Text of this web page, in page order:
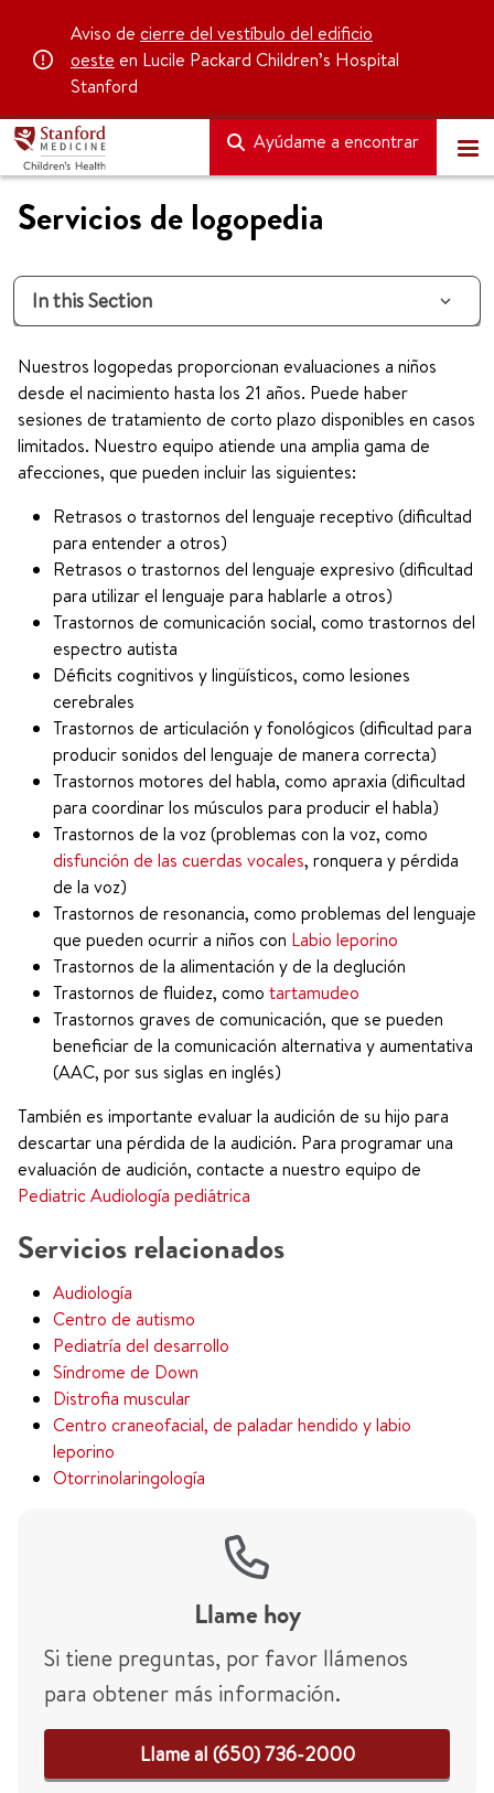
Aviso de cierre del vestíbulo del edificio
oeste en Lucile Packard Children’s Hospital
Stanford
Ayúdame a encontrar
Servicios de logopedia
In this Section
Nuestros logopedas proporcionan evaluaciones a niños
desde el nacimiento hasta los 21 años. Puede haber
sesiones de tratamiento de corto plazo disponibles en casos
limitados. Nuestro equipo atiende una amplia gama de
afecciones, que pueden incluir las siguientes:
Retrasos o trastornos del lenguaje receptivo (dificultad
para entender a otros)
Retrasos o trastornos del lenguaje expresivo (dificultad
para utilizar el lenguaje para hablarle a otros)
Trastornos de comunicación social, como trastornos del
espectro autista
Déficits cognitivos y lingüísticos, como lesiones
cerebrales
Trastornos de articulación y fonológicos (dificultad para
producir sonidos del lenguaje de manera correcta)
Trastornos motores del habla, como apraxia (dificultad
para coordinar los músculos para producir el habla)
Trastornos de la voz (problemas con la voz, como
disfunción de las cuerdas vocales, ronquera y pérdida
de la voz)
Trastornos de resonancia, como problemas del lenguaje
que pueden ocurrir a niños con Labio leporino
Trastornos de la alimentación y de la deglución
Trastornos de fluidez, como tartamudeo
Trastornos graves de comunicación, que se pueden
beneficiar de la comunicación alternativa y aumentativa
(AAC, por sus siglas en inglés)
También es importante evaluar la audición de su hijo para
descartar una pérdida de la audición. Para programar una
evaluación de audición, contacte a nuestro equipo de
Pediatric Audiología pediátrica
Servicios relacionados
Audiología
Centro de autismo
Pediatría del desarrollo
Síndrome de Down
Distrofia muscular
Centro craneofacial, de paladar hendido y labio
leporino
Otorrinolaringología
Llame hoy
Si tiene preguntas, por favor llámenos
para obtener más información.
Llame al (650) 736-2000